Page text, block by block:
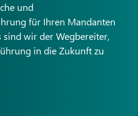
und
für Ihren Mandanten
wir der Wegbereiter,
in die Zukunft zu